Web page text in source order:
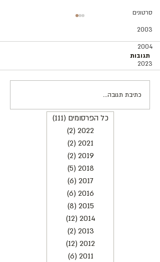
סרטונים
2003
2004
2023
המסורת החדשה של פסטיבל
"בין שמים לארץ" | רות אשל
תגובות
כתיבת תגובה...
כל הפרסומים (111)
2022
(2)
2021
(2)
2019
(2)
2018
(5)
2017
(6)
2016
(6)
2015
(8)
2014
(12)
2013
(2)
2012
(12)
2011
(6)